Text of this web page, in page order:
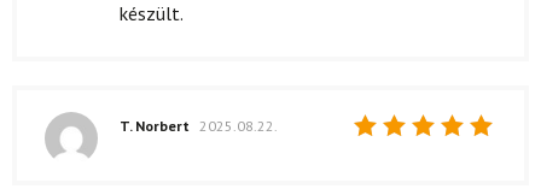
készült.
T. Norbert 2025.08.22.